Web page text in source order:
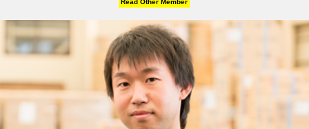
Read Other Member